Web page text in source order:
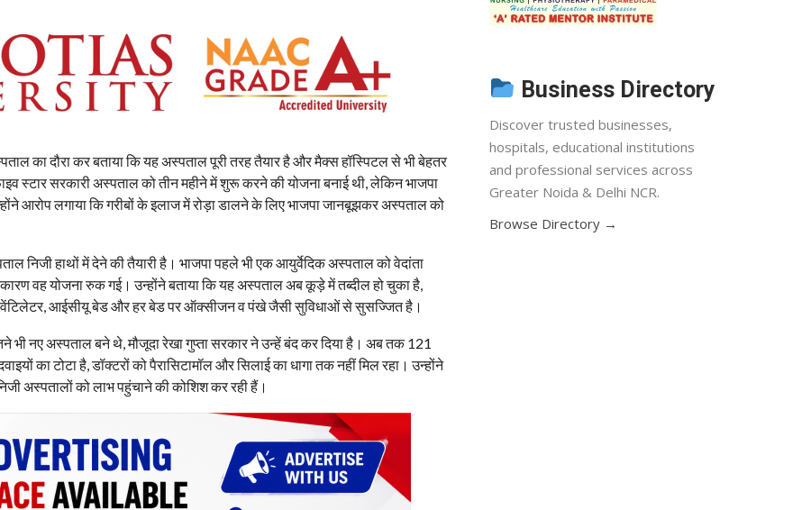
का दौरा कर बताया कि यह अस्पताल पूरी तरह तैयार है और मैक्स हॉस्पिटल से भी बेहतर
स्टार सरकारी अस्पताल को तीन महीने में शुरू करने की योजना बनाई थी, लेकिन भाजपा
आरोप लगाया कि गरीबों के इलाज में रोड़ा डालने के लिए भाजपा जानबूझकर अस्पताल को
निजी हाथों में देने की तैयारी है। भाजपा पहले भी एक आयुर्वेदिक अस्पताल को वेदांता
वह योजना रुक गई। उन्होंने बताया कि यह अस्पताल अब कूड़े में तब्दील हो चुका है,
वेंटिलेटर, आईसीयू बेड और हर बेड पर ऑक्सीजन व पंखे जैसी सुविधाओं से सुसज्जित है।
भी नए अस्पताल बने थे, मौजूदा रेखा गुप्ता सरकार ने उन्हें बंद कर दिया है। अब तक 121
का टोटा है, डॉक्टरों को पैरासिटामॉल और सिलाई का धागा तक नहीं मिल रहा। उन्होंने
अस्पतालों को लाभ पहुंचाने की कोशिश कर रही हैं।
Business Directory
Discover trusted businesses,
hospitals, educational institutions
and professional services across
Greater Noida & Delhi NCR.
Browse Directory →